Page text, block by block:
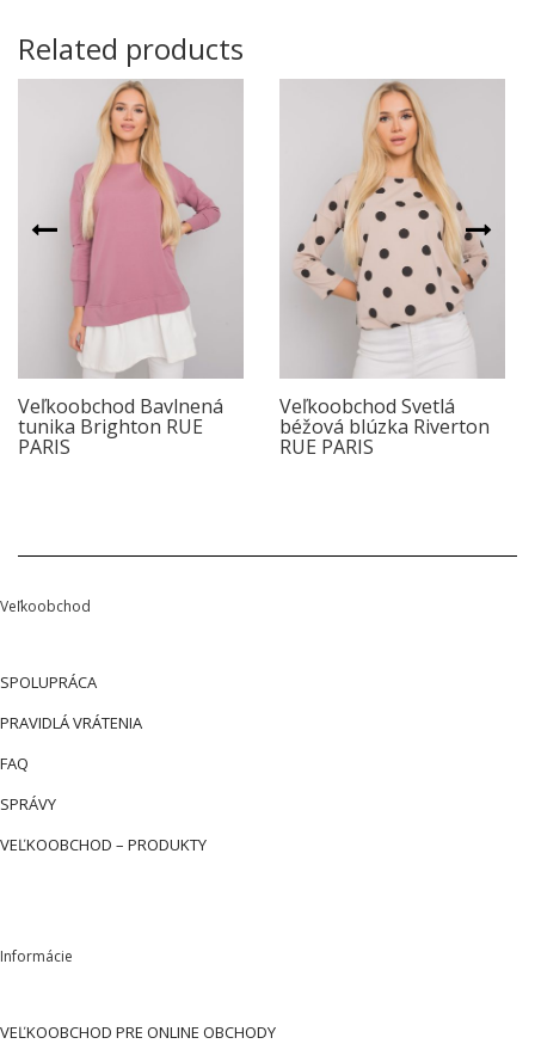
Related products
Veľkoobchod Bavlnená
tunika Brighton RUE
PARIS
Veľkoobchod Svetlá
béžová blúzka Riverton
RUE PARIS
Veľkoobchod
SPOLUPRÁCA
PRAVIDLÁ VRÁTENIA
FAQ
SPRÁVY
VEĽKOOBCHOD – PRODUKTY
Informácie
VEĽKOOBCHOD PRE ONLINE OBCHODY